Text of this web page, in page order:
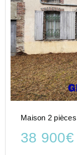
Maison 2
38 900€